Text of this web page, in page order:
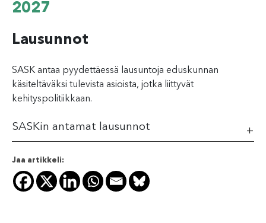
2027
Lausunnot
SASK antaa pyydettäessä lausuntoja eduskunnan
käsiteltäväksi tulevista asioista, jotka liittyvät
kehityspolitiikkaan.
SASKin antamat lausunnot
Jaa artikkeli: